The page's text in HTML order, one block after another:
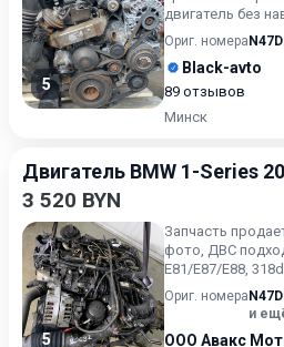
5
двигатель без
продажа в сборе.
Ориг. номера
Black-avto
89 отзывов
Минск
Двигатель BMW 1-Series
3 520 BYN
5
Запчасть
фото, ДВС
E81/E87/E88,
E84. Для
Ориг. номера
и
ООО Авакс